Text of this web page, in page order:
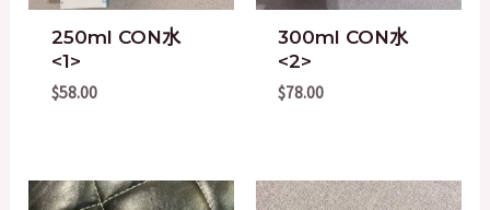
250ml CON水
<1>
$58.00
300ml CON水
<2>
$78.00